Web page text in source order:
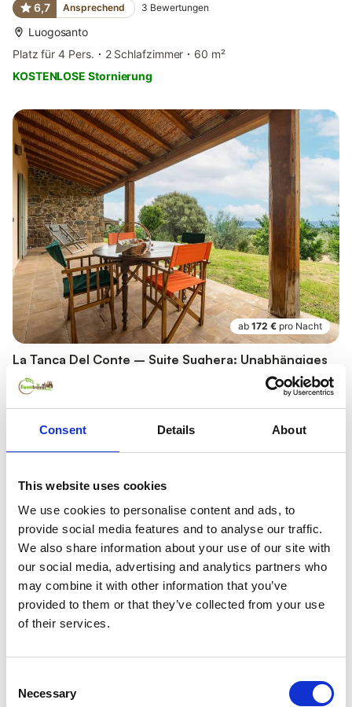
Consent Details About
This website uses cookies
We use cookies to personalise content and ads, to
provide social media features and to analyse our traffic.
We also share information about your use of our site with
our social media, advertising and analytics partners who
may combine it with other information that you’ve
provided to them or that they’ve collected from your use
of their services.
Selection
Necessary
6,7 Ansprechend 3 Bewertungen
Luogosanto
Platz für 4 Pers.
2 Schlafzimmer
60 m²
KOSTENLOSE Stornierung
ab 172 € pro Nacht
La Tanca Del Conte – Suite Sughera: Unabhängiges
Stazzo im Olivenhain mit Meerblick
Muravera
3 weitere Einheiten verfügbar
KOSTENLOSE Stornierung
Star-Gastgeber